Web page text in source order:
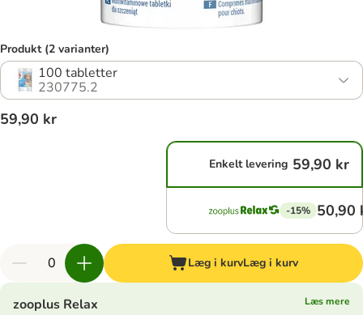
Produkt (2 varianter)
100 tabletter
230775.2
59,90 kr
Enkelt levering 59,90 kr
-15% 50,90
Læg i kurvLæg i kurv
zooplus Relax
Læs mere